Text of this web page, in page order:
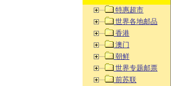
特惠超市
世界各地邮品
香港
澳门
朝鲜
世界专题邮票
前苏联